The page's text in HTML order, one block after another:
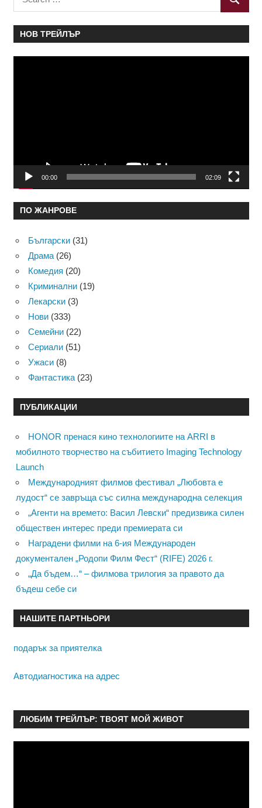
for: SEARCH
НОВ ТРЕЙЛЪР
00:00 02:09
ПО ЖАНРОВЕ
Български (31)
Драма (26)
Комедия (20)
Криминални (19)
Лекарски (3)
Нови (333)
Семейни (22)
Сериали (51)
Ужаси (8)
Фантастика (23)
ПУБЛИКАЦИИ
HONOR пренася кино технологиите на ARRI в
мобилното творчество на събитието Imaging Technology
Launch
Международният филмов фестивал „Любовта е
лудост“ се завръща със силна международна селекция
„Агенти на времето: Васил Левски“ предизвика силен
обществен интерес преди премиерата си
Наградени филми на 6-ия Международен
документален „Родопи Филм Фест“ (RIFE) 2026 г.
„Да бъдем…“ – филмова трилогия за правото да
бъдеш себе си
НАШИТЕ ПАРТНЬОРИ
подарък за приятелка
Автодиагностика на адрес
ЛЮБИМ ТРЕЙЛЪР: ТВОЯТ МОЙ ЖИВОТ